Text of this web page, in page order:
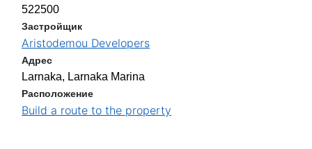
522500
Застройщик
Aristodemou Developers
Адрес
Larnaka, Larnaka Marina
Расположение
Build a route to the property